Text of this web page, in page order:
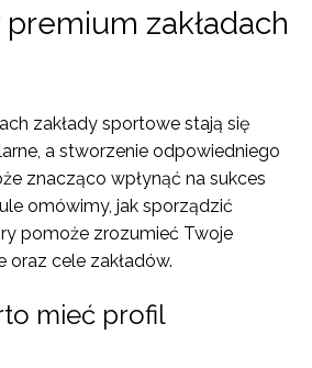
premium zakładach
zakłady sportowe stają się
a stworzenie odpowiedniego
znacząco wpłynąć na sukces
omówimy, jak sporządzić
pomoże zrozumieć Twoje
oraz cele zakładów.
mieć profil